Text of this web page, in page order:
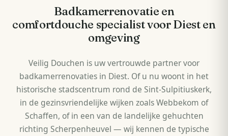
Badkamerrenovatie en
comfortdouche specialist voor Diest en
omgeving
Veilig Douchen is uw vertrouwde partner voor
badkamerrenovaties in Diest. Of u nu woont in het
historische stadscentrum rond de Sint-Sulpitiuskerk,
in de gezinsvriendelijke wijken zoals Webbekom of
Schaffen, of in een van de landelijke gehuchten
richting Scherpenheuvel — wij kennen de typische